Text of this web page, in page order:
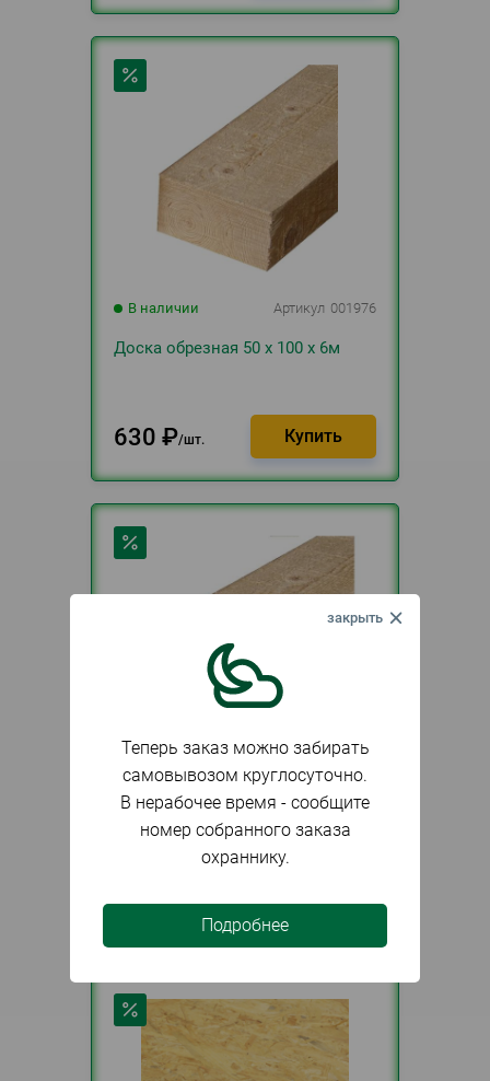
В наличии Артикул 001976
Доска обрезная 50 х 100 х 6м
630 ₽ шт.
В наличии Артикул 001980
Доска обрезная 50 х 150 х 6м
945 ₽ шт.
Теперь заказ можно забирать
самовывозом круглосуточно.
В нерабочее время - сообщите
номер собранного заказа
охраннику.
Подробнее